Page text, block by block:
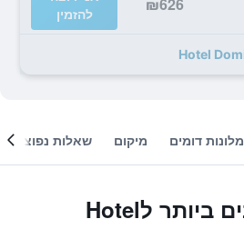
להזמין
מלונות דומים מיקום שאלות נפוצות
המבצעים הטובים ביותר לHotel